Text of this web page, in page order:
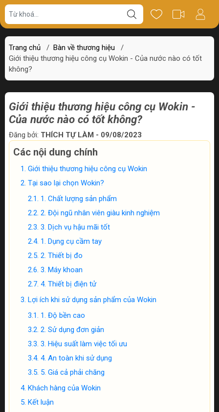
Trang chủ / Bàn về thương hiệu
/
Giới thiệu thương hiệu công cụ Wokin - Của nước nào có tốt
không?
Giới thiệu thương hiệu công cụ Wokin -
Của nước nào có tốt không?
Đăng bởi: THÍCH TỰ LÀM - 09/08/2023
Các nội dung chính
Giới thiệu thương hiệu công cụ Wokin
Tại sao lại chọn Wokin?
1. Chất lượng sản phẩm
2. Đội ngũ nhân viên giàu kinh nghiệm
3. Dịch vụ hậu mãi tốt
1. Dụng cụ cầm tay
2. Thiết bị đo
3. Máy khoan
4. Thiết bị điện tử
Lợi ích khi sử dụng sản phẩm của Wokin
1. Độ bền cao
2. Sử dụng đơn giản
3. Hiệu suất làm việc tối ưu
4. An toàn khi sử dụng
5. Giá cả phải chăng
Khách hàng của Wokin
Kết luận